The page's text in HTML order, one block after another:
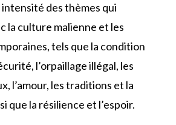
des thèmes qui
la culture malienne et les
tels que la condition
l’orpaillage illégal, les
l’amour, les traditions et la
que la résilience et l’espoir.